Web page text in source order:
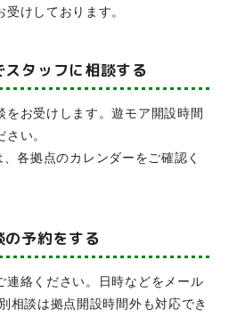
けしております。
タッフに相談する
をお受けします。遊モア開設時間
い。
各拠点のカレンダーをご確認く
予約をする
連絡ください。日時などをメール
相談は拠点開設時間外も対応でき